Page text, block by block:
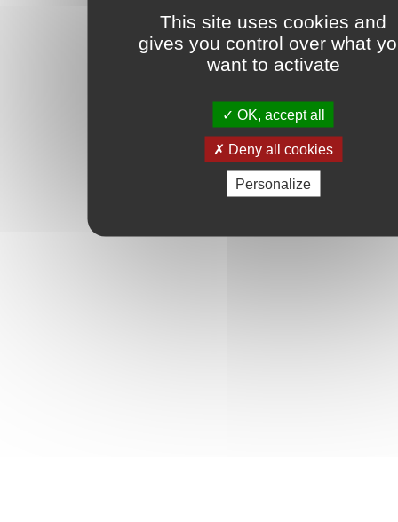
This site uses cookies and
gives you control over what
want to activate
OK, accept all
Deny all cookies
Personalize